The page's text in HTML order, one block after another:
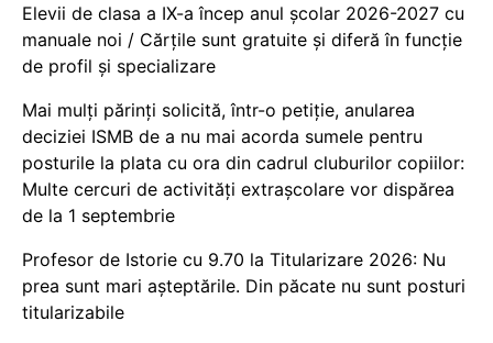
Elevii de clasa a IX-a încep anul școlar 2026-2027 cu
manuale noi / Cărțile sunt gratuite și diferă în funcție
de profil și specializare
Mai mulți părinți solicită, într-o petiție, anularea
deciziei ISMB de a nu mai acorda sumele pentru
posturile la plata cu ora din cadrul cluburilor copiilor:
Multe cercuri de activități extrașcolare vor dispărea
de la 1 septembrie
Profesor de Istorie cu 9.70 la Titularizare 2026: Nu
prea sunt mari așteptările. Din păcate nu sunt posturi
titularizabile